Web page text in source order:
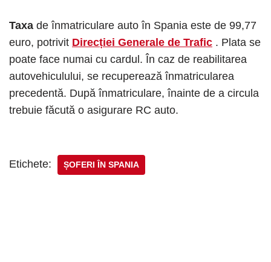
Taxa de înmatriculare auto în Spania este de 99,77
euro, potrivit Direcției Generale de Trafic . Plata se
poate face numai cu cardul. În caz de reabilitarea
autovehiculului, se recuperează înmatricularea
precedentă. După înmatriculare, înainte de a circula
trebuie făcută o asigurare RC auto.
Etichete: ȘOFERI ÎN SPANIA